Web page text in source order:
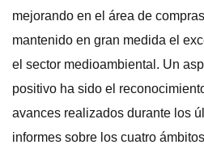
mejorando en el área de
mantenido en gran medida el
el sector medioambiental. Un
positivo ha sido el
avances realizados durante los
informes sobre los cuatro